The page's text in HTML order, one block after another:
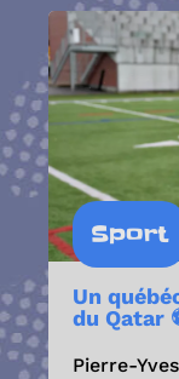
Sport
Un
du Qatar
Pierre-